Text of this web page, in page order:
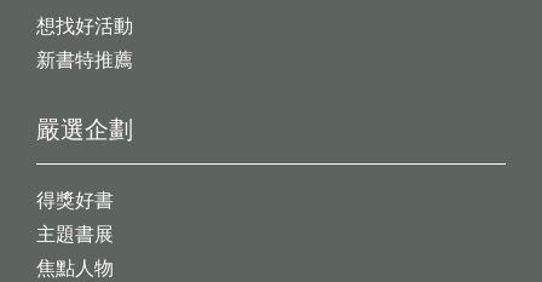
想找好活動
新書特推薦
嚴選企劃
得獎好書
主題書展
焦點人物